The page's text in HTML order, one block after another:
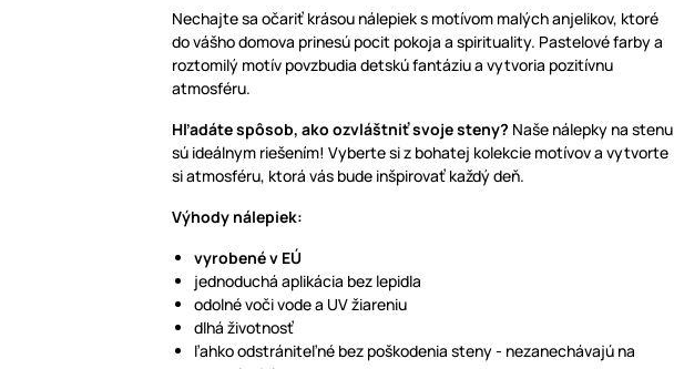
Nechajte sa očariť krásou nálepiek s motívom malých anjelikov, ktoré
do vášho domova prinesú pocit pokoja a spirituality. Pastelové farby a
roztomilý motív povzbudia detskú fantáziu a vytvoria pozitívnu
atmosféru.
Hľadáte spôsob, ako ozvláštniť svoje steny? Naše nálepky na stenu
sú ideálnym riešením! Vyberte si z bohatej kolekcie motívov a vytvorte
si atmosféru, ktorá vás bude inšpirovať každý deň.
Výhody nálepiek:
vyrobené v EÚ
jednoduchá aplikácia bez lepidla
odolné voči vode a UV žiareniu
dlhá životnosť
ľahko odstrániteľné bez poškodenia steny - nezanechávajú na